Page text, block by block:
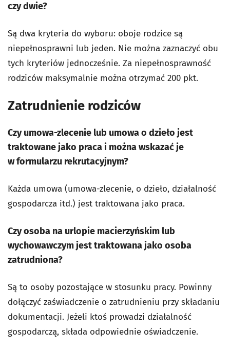
czy dwie?
Są dwa kryteria do wyboru: oboje rodzice są
niepełnosprawni lub jeden. Nie można zaznaczyć obu
tych kryteriów jednocześnie. Za niepełnosprawność
rodziców maksymalnie można otrzymać 200 pkt.
Zatrudnienie rodziców
Czy umowa-zlecenie lub umowa o dzieło jest
traktowane jako praca i można wskazać je
w formularzu rekrutacyjnym?
Każda umowa (umowa-zlecenie, o dzieło, działalność
gospodarcza itd.) jest traktowana jako praca.
Czy osoba na urlopie macierzyńskim lub
wychowawczym jest traktowana jako osoba
zatrudniona?
Są to osoby pozostające w stosunku pracy. Powinny
dołączyć zaświadczenie o zatrudnieniu przy składaniu
dokumentacji. Jeżeli ktoś prowadzi działalność
gospodarczą, składa odpowiednie oświadczenie.